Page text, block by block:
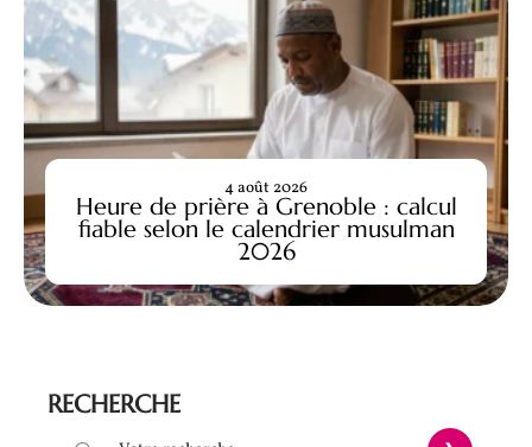
Heure de prière à Grenoble : calcul
fiable selon le calendrier musulman
2026
4 août 2026
RECHERCHE